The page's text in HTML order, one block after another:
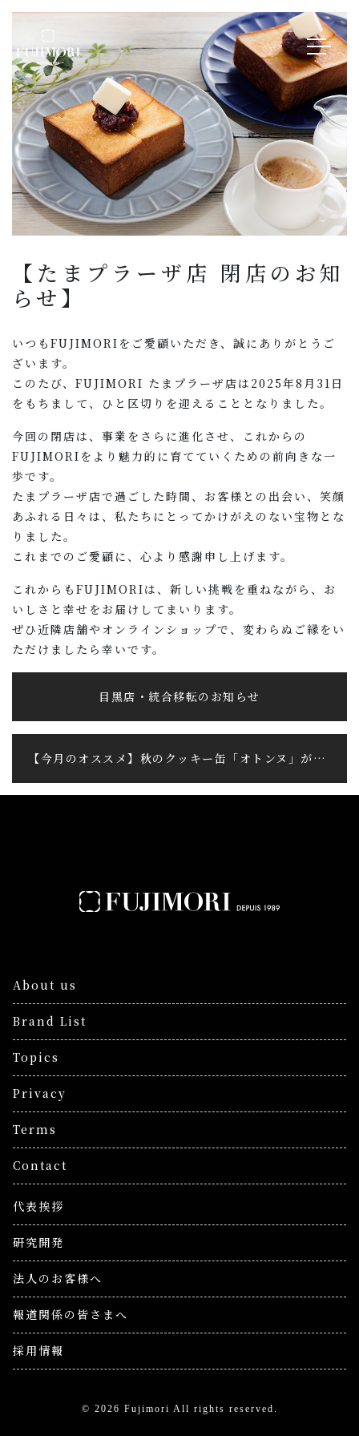
【たまプラーザ店 閉店のお知
らせ】
いつもFUJIMORIをご愛顧いただき、誠にありがとうご
ざいます。
このたび、FUJIMORI たまプラーザ店は2025年8月31日
をもちまして、ひと区切りを迎えることとなりました。
今回の閉店は、事業をさらに進化させ、これからの
FUJIMORIをより魅力的に育てていくための前向きな一
歩です。
たまプラーザ店で過ごした時間、お客様との出会い、笑顔
あふれる日々は、私たちにとってかけがえのない宝物とな
りました。
これまでのご愛顧に、心より感謝申し上げます。
これからもFUJIMORIは、新しい挑戦を重ねながら、お
いしさと幸せをお届けしてまいります。
ぜひ近隣店舗やオンラインショップで、変わらぬご縁をい
ただけましたら幸いです。
目黒店・統合移転のお知らせ
【今月のオススメ】秋のクッキー缶「オトンヌ」が登場
About us
Brand List
Topics
Privacy
Terms
Contact
代表挨拶
研究開発
法人のお客様へ
報道関係の皆さまへ
採用情報
© 2026 Fujimori All rights reserved.